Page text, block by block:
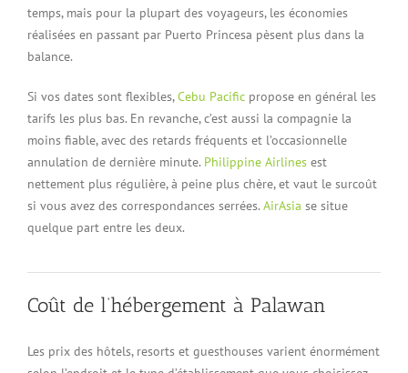
temps, mais pour la plupart des voyageurs, les économies
réalisées en passant par Puerto Princesa pèsent plus dans la
balance.
Si vos dates sont flexibles,Cebu Pacific propose en général les
tarifs les plus bas. En revanche, c’est aussi la compagnie la
moins fiable, avec des retards fréquents et l’occasionnelle
annulation de dernière minute. Philippine Airlines est
nettement plus régulière, à peine plus chère, et vaut le surcoût
si vous avez des correspondances serrées. AirAsia se situe
quelque part entre les deux.
Coût de l’hébergement à Palawan
Les prix des hôtels, resorts et guesthouses varient énormément